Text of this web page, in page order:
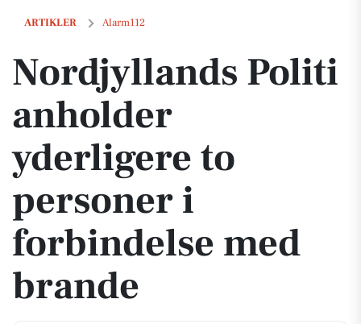
ARTIKLER Alarm112
Nordjyllands Politi anholder yderligere to personer i forbindelse
Nordjyllands Politi
anholder
yderligere to
personer i
forbindelse med
brande